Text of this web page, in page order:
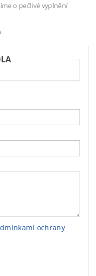
o pečlivé vyplnění
ochrany